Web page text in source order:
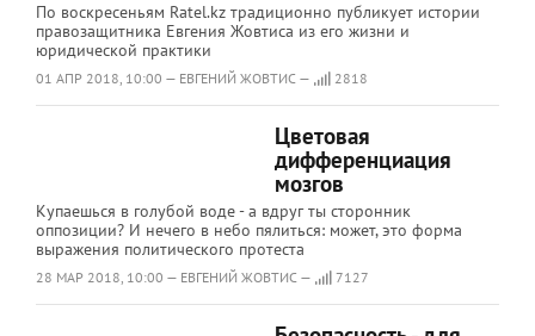
По воскресеньям Ratel.kz традиционно публикует истории
правозащитника Евгения Жовтиса из его жизни и
юридической практики
01 АПР 2018, 10:00 — ЕВГЕНИЙ ЖОВТИС — 2818
Цветовая
дифференциация
мозгов
Купаешься в голубой воде - а вдруг ты сторонник
оппозиции? И нечего в небо пялиться: может, это форма
выражения политического протеста
28 МАР 2018, 10:00 — ЕВГЕНИЙ ЖОВТИС — 7127